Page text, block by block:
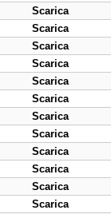
Scarica
Scarica
Scarica
Scarica
Scarica
Scarica
Scarica
Scarica
Scarica
Scarica
Scarica
Scarica